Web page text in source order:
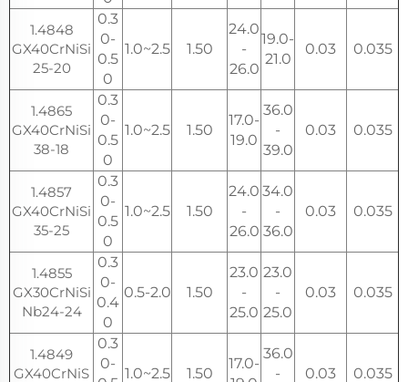
1.4848
GX40CrNiSi
25-20
0.3
0-
0.5
0
1.0~2.5 1.50
24.0
-
26.0
19.0-
21.0
0.03 0.035
1.4865
GX40CrNiSi
38-18
0.3
0-
0.5
0
1.0~2.5 1.50
17.0-
19.0
36.0
-
39.0
0.03 0.035
1.4857
GX40CrNiSi
35-25
0.3
0-
0.5
0
1.0~2.5 1.50
24.0
-
26.0
34.0
-
36.0
0.03 0.035
1.4855
GX30CrNiSi
Nb24-24
0.3
0-
0.4
0
0.5-2.0 1.50
23.0
-
25.0
23.0
-
25.0
0.03 0.035
1.4849
GX40CrNiS
0.3
0-
1.0~2.5 1.50
17.0-
36.0
-
0.03 0.035